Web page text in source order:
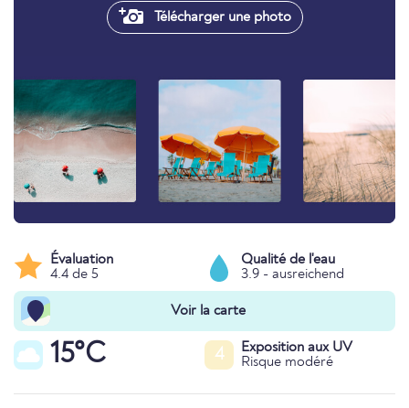
Télécharger une photo
Évaluation
4.4 de 5
Qualité de l'eau
3.9 - ausreichend
Voir la carte
15°C 4
Exposition aux UV
Risque modéré